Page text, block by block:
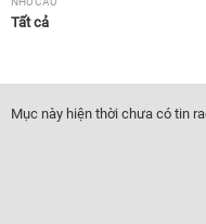
Tất cả
Click
GIÁ XE
Mục này hiện thời chưa có tin